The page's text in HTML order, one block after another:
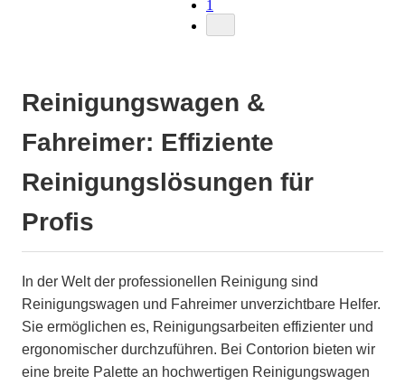
1
Reinigungswagen &
Fahreimer: Effiziente
Reinigungslösungen für
Profis
In der Welt der professionellen Reinigung sind
Reinigungswagen und Fahreimer unverzichtbare Helfer.
Sie ermöglichen es, Reinigungsarbeiten effizienter und
ergonomischer durchzuführen. Bei Contorion bieten wir
eine breite Palette an hochwertigen Reinigungswagen